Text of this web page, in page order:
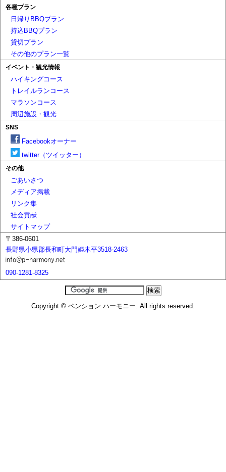
各種プラン
日帰りBBQプラン
持込BBQプラン
貸切プラン
その他のプラン一覧
イベント・観光情報
ハイキングコース
トレイルランコース
マラソンコース
周辺施設・観光
SNS
Facebookオーナー
twitter（ツイッター）
その他
ごあいさつ
メディア掲載
リンク集
社会貢献
サイトマップ
〒386-0601
長野県小県郡長和町大門姫木平3518-2463
090-1281-8325
Copyright © ペンション ハーモニー. All rights reserved.